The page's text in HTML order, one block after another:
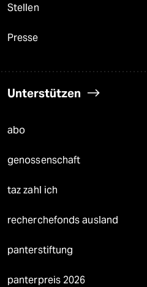
Stellen
Presse
Unterstützen
abo
genossenschaft
taz zahl ich
recherchefonds ausland
panterstiftung
panterpreis 2026